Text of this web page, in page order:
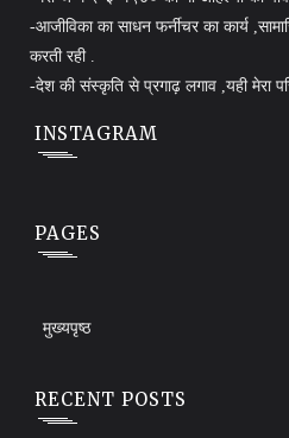
-आजीविका का साधन फर्नीचर का कार्य
करती रही .
-देश की संस्कृति से प्रगाढ़ लगाव ,यही मेरा
INSTAGRAM
PAGES
मुख्यपृष्ठ
RECENT POSTS